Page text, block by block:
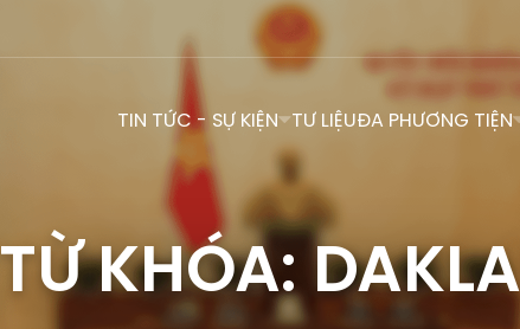
TIN TỨC - SỰ KIỆN TƯ LIỆUĐA PHƯƠNG TIỆN
TỪ KHÓA: